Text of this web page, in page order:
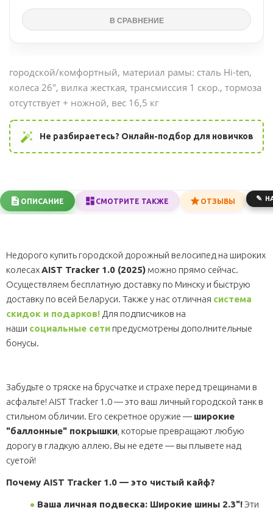
городской/комфортный, материал рамы: сталь Hi-ten,
колеса 26", вилка жесткая, трансмиссия 1 скор., тормоза
отсутствует + ножной, вес 16,5 кг
auto_fix_high Не разбираетесь? Онлайн-подбор для новичков
ОПИСАНИЕ СМОТРИТЕ ТАКЖЕ ОТЗЫВЫ
Недорого купить городской дорожный велосипед на широких
колесахAIST Tracker 1.0 (2025) можно прямо сейчас.
Осуществляем бесплатную доставку по Минску и быструю
доставку по всей Беларуси. Также у нас отличная система
скидок и подарков! Для подписчиков на
наши социальные сети предусмотрены дополнительные
бонусы.
Забудьте о тряске на брусчатке и страхе перед трещинами в
асфальте! AIST Tracker 1.0 — это ваш личный городской танк в
стильном обличии. Его секретное оружие — широкие
"баллонные" покрышки , которые превращают любую
дорогу в гладкую аллею. Вы не едете — вы плывете над
суетой!
Почему AIST Tracker 1.0 — это чистый кайф?
Ваша личная подвеска: Широкие шины 2.3"!Эти